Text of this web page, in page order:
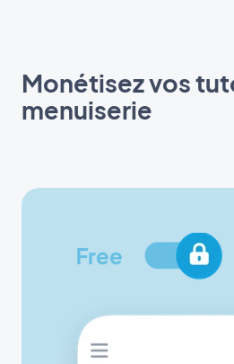
Monétisez vos
menuiserie